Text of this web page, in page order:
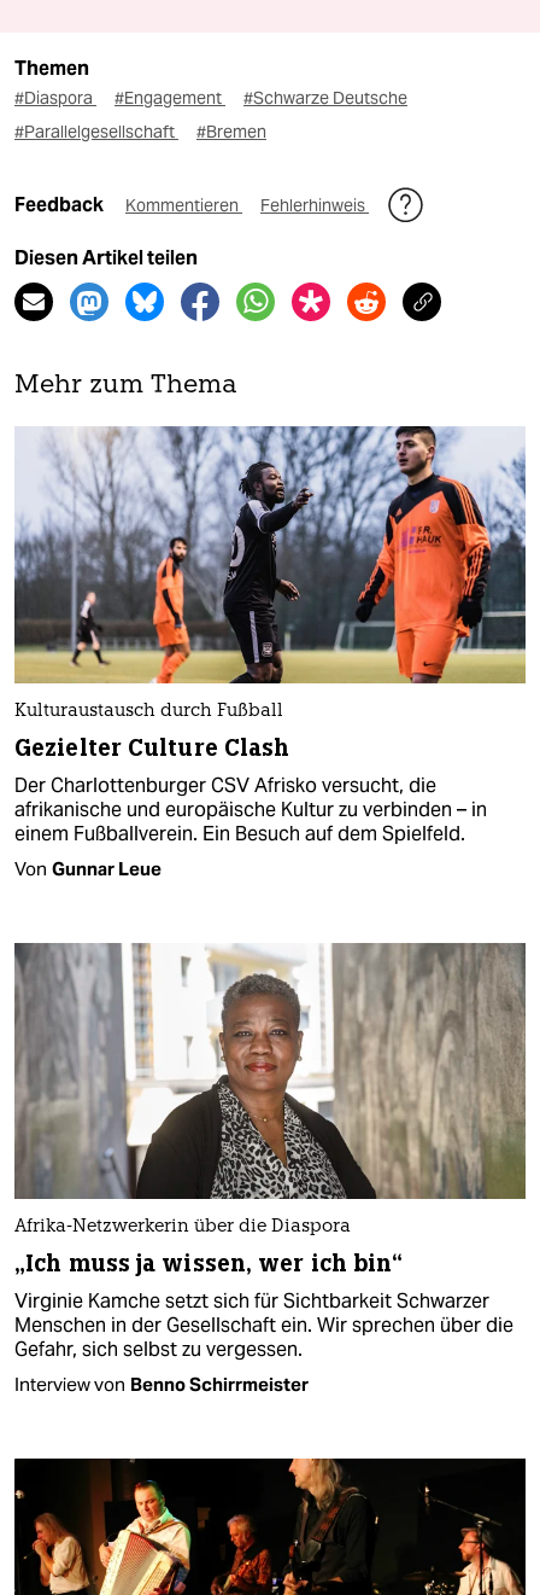
Themen
#Diaspora #Engagement
#Schwarze Deutsche
#Parallelgesellschaft
#Bremen
Feedback Kommentieren Fehlerhinweis
Diesen Artikel teilen
Mehr zum Thema
Kulturaustausch durch Fußball
Gezielter Culture Clash
Der Charlottenburger CSV Afrisko versucht, die
afrikanische und europäische Kultur zu verbinden – in
einem Fußballverein. Ein Besuch auf dem Spielfeld.
Von Gunnar Leue
Afrika-Netzwerkerin über die Diaspora
„Ich muss ja wissen, wer ich bin“
Virginie Kamche setzt sich für Sichtbarkeit Schwarzer
Menschen in der Gesellschaft ein. Wir sprechen über die
Gefahr, sich selbst zu vergessen.
Interview von Benno Schirrmeister